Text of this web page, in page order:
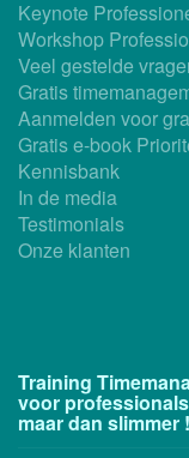
Keynote
Workshop
Veel gestelde
Gratis
Aanmelden voor
Gratis e-book
Kennisbank
In de media
Testimonials
Onze klanten
Training
voor professionals
maar dan slimmer !